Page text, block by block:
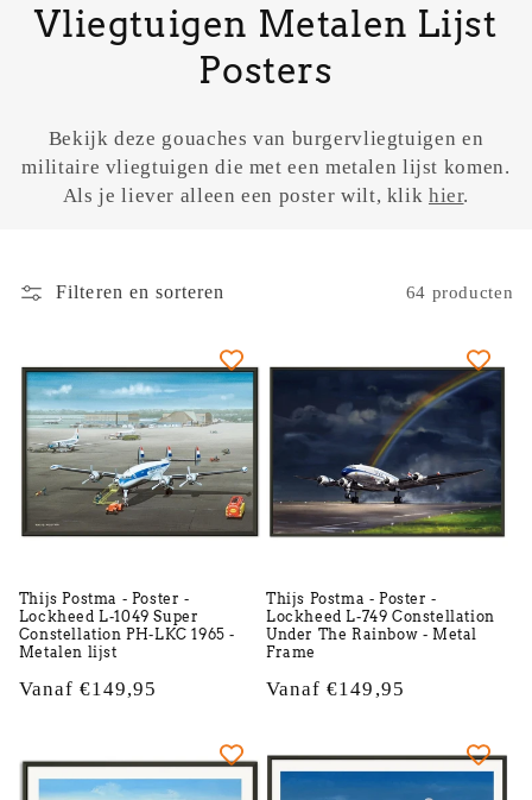
C
l
t
e
:
Vliegtuigen Metalen Lijst
Posters
Bekijk deze gouaches van burgervliegtuigen en
militaire vliegtuigen die met een metalen lijst komen.
Als je liever alleen een poster wilt, klik hier.
Filteren en sorteren 64 producten
Thijs Postma - Poster -
Lockheed L-1049 Super
Constellation PH-LKC 1965 -
Metalen lijst
Normale
Vanaf €149,95
Thijs Postma - Poster -
Lockheed L-749 Constellation
Under The Rainbow - Metal
Frame
Normale
Vanaf €149,95